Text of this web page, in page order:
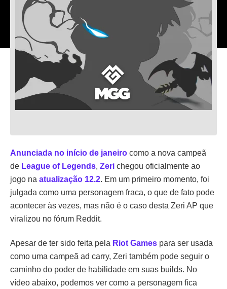
Anunciada no início de janeiro como a nova campeã
de League of Legends, Zeri chegou oficialmente ao
jogo na atualização 12.2. Em um primeiro momento, foi
julgada como uma personagem fraca, o que de fato pode
acontecer às vezes, mas não é o caso desta Zeri AP que
viralizou no fórum Reddit.
Apesar de ter sido feita pela Riot Games para ser usada
como uma campeã ad carry, Zeri também pode seguir o
caminho do poder de habilidade em suas builds. No
vídeo abaixo, podemos ver como a personagem fica